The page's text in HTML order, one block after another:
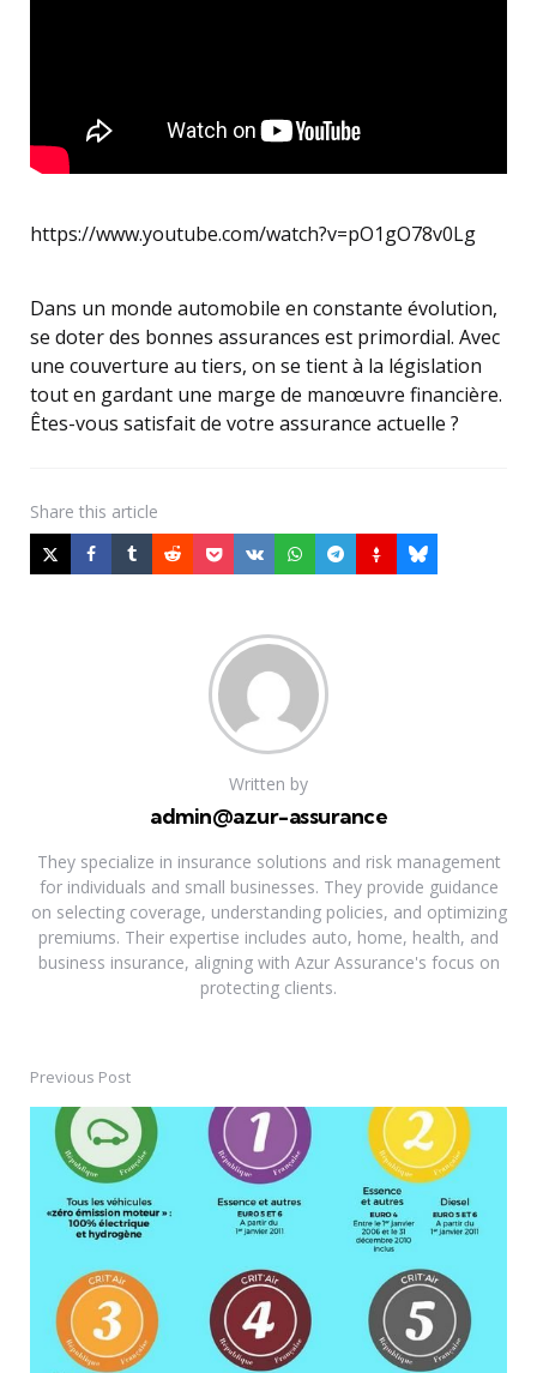
https://www.youtube.com/watch?v=pO1gO78v0Lg
Dans un monde automobile en constante évolution,
se doter des bonnes assurances est primordial. Avec
une couverture au tiers, on se tient à la législation
tout en gardant une marge de manœuvre financière.
Êtes-vous satisfait de votre assurance actuelle ?
Share this article
Written by
admin@azur-assurance
They specialize in insurance solutions and risk management
for individuals and small businesses. They provide guidance
on selecting coverage, understanding policies, and optimizing
premiums. Their expertise includes auto, home, health, and
business insurance, aligning with Azur Assurance's focus on
protecting clients.
Post
navigation
Previous Post